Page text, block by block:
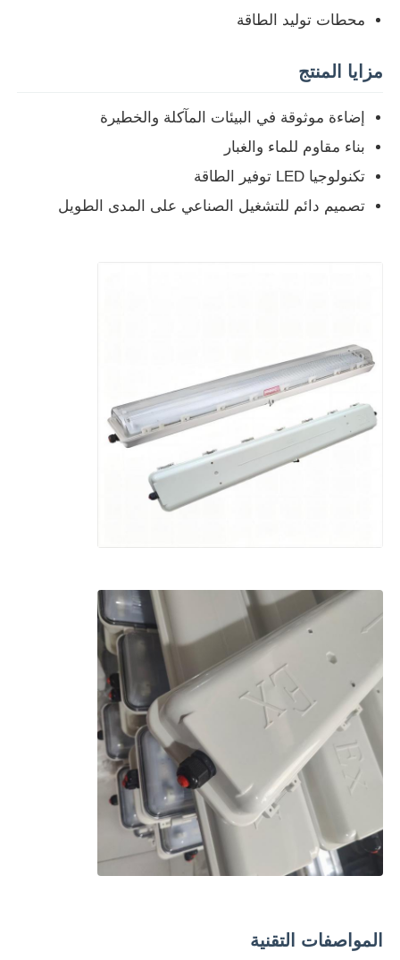
حول بنا
جولة في المعمل
طلب اقتباس
إضاءة مقاومة للانفجار
ضوء إنذار مقاوم للانفجار
مروحة مقاومة للانفجار
صندوق مقاوم للانفجار
مفتاح مقاوم للانفجار
غدد الكابلات المقاومة للانفجار
قابس ومقبس مقاوم للانفجار
محطات توليد الطاقة
مزايا المنتج
إضاءة موثوقة في البيئات المآكلة والخطيرة
بناء مقاوم للماء والغبار
تكنولوجيا LED توفير الطاقة
تصميم دائم للتشغيل الصناعي على المدى الطويل
المواصفات التقنية